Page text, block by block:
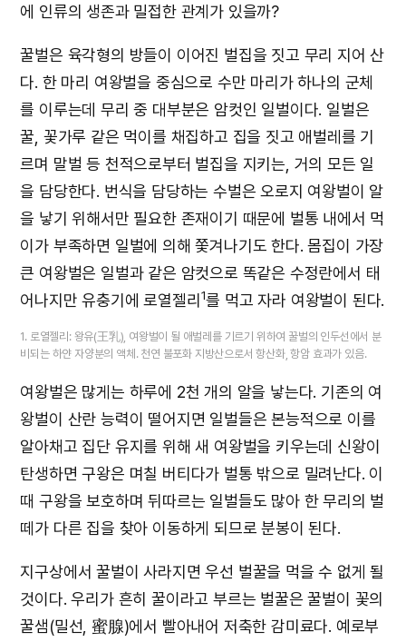
에 인류의 생존과 밀접한 관계가 있을까?
꿀벌은 육각형의 방들이 이어진 벌집을 짓고 무리 지어 산
다. 한 마리 여왕벌을 중심으로 수만 마리가 하나의 군체
를 이루는데 무리 중 대부분은 암컷인 일벌이다. 일벌은
꿀, 꽃가루 같은 먹이를 채집하고 집을 짓고 애벌레를 기
르며 말벌 등 천적으로부터 벌집을 지키는, 거의 모든 일
을 담당한다. 번식을 담당하는 수벌은 오로지 여왕벌이 알
을 낳기 위해서만 필요한 존재이기 때문에 벌통 내에서 먹
이가 부족하면 일벌에 의해 쫓겨나기도 한다. 몸집이 가장
큰 여왕벌은 일벌과 같은 암컷으로 똑같은 수정란에서 태
어나지만 유충기에 로열젤리 1를 먹고 자라 여왕벌이 된다.
1. 로열젤리: 왕유(王乳), 여왕벌이 될 애벌레를 기르기 위하여 꿀벌의 인두선에서 분
비되는 하얀 자양분의 액체. 천연 불포화 지방산으로서 항산화, 항암 효과가 있음.
여왕벌은 많게는 하루에 2천 개의 알을 낳는다. 기존의 여
왕벌이 산란 능력이 떨어지면 일벌들은 본능적으로 이를
알아채고 집단 유지를 위해 새 여왕벌을 키우는데 신왕이
탄생하면 구왕은 며칠 버티다가 벌통 밖으로 밀려난다. 이
때 구왕을 보호하며 뒤따르는 일벌들도 많아 한 무리의 벌
떼가 다른 집을 찾아 이동하게 되므로 분봉이 된다.
지구상에서 꿀벌이 사라지면 우선 벌꿀을 먹을 수 없게 될
것이다. 우리가 흔히 꿀이라고 부르는 벌꿀은 꿀벌이 꽃의
꿀샘(밀선, 蜜腺)에서 빨아내어 저축한 감미료다. 예로부